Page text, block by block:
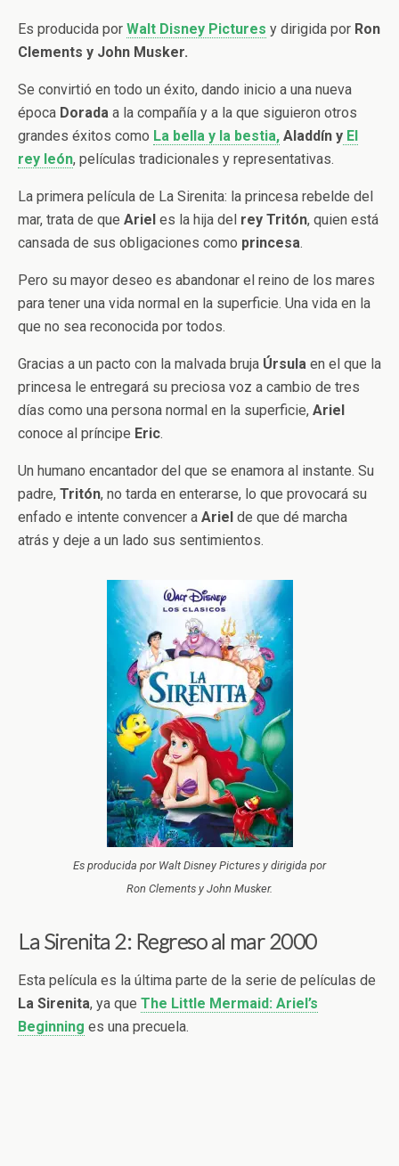
Es producida por Walt Disney Pictures y dirigida por Ron
Clements y John Musker.
Se convirtió en todo un éxito, dando inicio a una nueva
época Dorada a la compañía y a la que siguieron otros
grandes éxitos como La bella y la bestia, Aladdín y El
rey león, películas tradicionales y representativas.
La primera película de La Sirenita: la princesa rebelde del
mar, trata de que Ariel es la hija del rey Tritón, quien está
cansada de sus obligaciones como princesa.
Pero su mayor deseo es abandonar el reino de los mares
para tener una vida normal en la superficie. Una vida en la
que no sea reconocida por todos.
Gracias a un pacto con la malvada bruja Úrsula en el que la
princesa le entregará su preciosa voz a cambio de tres
días como una persona normal en la superficie, Ariel
conoce al príncipe Eric.
Un humano encantador del que se enamora al instante. Su
padre, Tritón, no tarda en enterarse, lo que provocará su
enfado e intente convencer a Ariel de que dé marcha
atrás y deje a un lado sus sentimientos.
Es producida por Walt Disney Pictures y dirigida por
Ron Clements y John Musker.
La Sirenita 2: Regreso al mar 2000
Esta película es la última parte de la serie de películas de
La Sirenita, ya que The Little Mermaid: Ariel’s
Beginning es una precuela.